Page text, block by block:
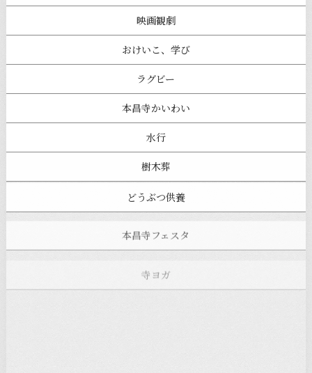
映画観劇
おけいこ、学び
ラグビー
本昌寺かいわい
水行
樹木葬
どうぶつ供養
寺ヨガ
お知らせ